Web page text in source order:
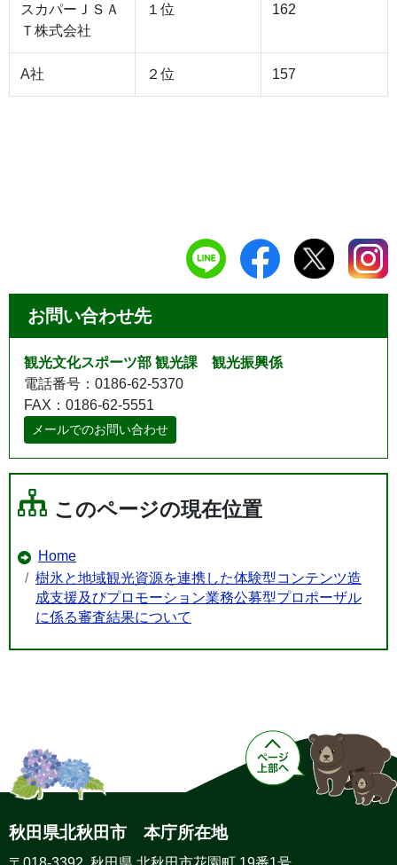
スカパーＪＳＡ
Ｔ株式会社
１位 162
A社 ２位 157
お問い合わせ先
観光文化スポーツ部 観光課 観光振興係
電話番号：0186-62-5370
FAX：0186-62-5551
メールでのお問い合わせ
このページの現在位置
Home
樹氷と地域観光資源を連携した体験型コンテンツ造
成支援及びプロモーション業務公募型プロポーザル
に係る審査結果について
秋田県北秋田市 本庁所在地